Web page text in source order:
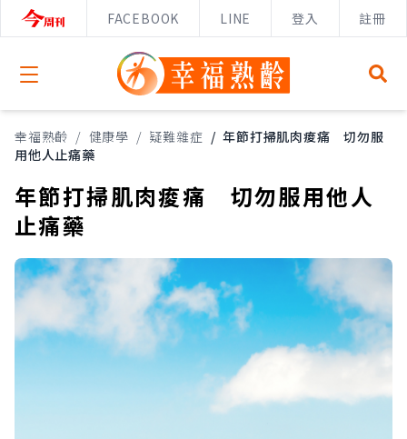
FACEBOOK LINE 登入 註冊
Open menu
幸福熟齡 / 健康學 / 疑難雜症 / 年節打掃肌肉痠痛 切勿服
用他人止痛藥
年節打掃肌肉痠痛 切勿服用他人
止痛藥